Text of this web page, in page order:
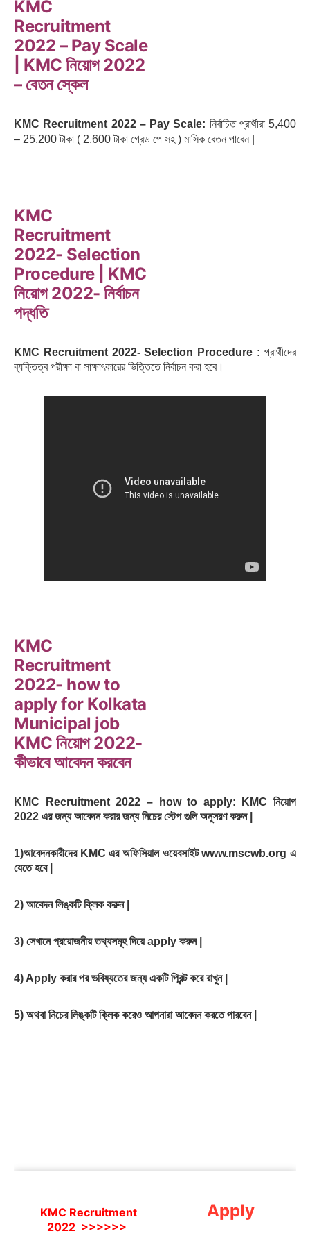
KMC
Recruitment
2022 – Pay Scale
| KMC নিয়োগ 2022
– বেতন স্কেল
KMC Recruitment 2022 – Pay Scale: নির্বাচিত প্রার্থীরা 5,400
– 25,200 টাকা ( 2,600 টাকা গ্রেড পে সহ ) মাসিক বেতন পাবেন |
KMC
Recruitment
2022- Selection
Procedure | KMC
নিয়োগ 2022- নির্বাচন
পদ্ধতি
KMC Recruitment 2022- Selection Procedure : প্রার্থীদের
ব্যক্তিত্ব পরীক্ষা বা সাক্ষাৎকারের ভিত্তিতে নির্বাচন করা হবে।
KMC
Recruitment
2022- how to
apply for Kolkata
Municipal job
KMC নিয়োগ 2022-
কীভাবে আবেদন করবেন
KMC Recruitment 2022 – how to apply: KMC নিয়োগ
2022 এর জন্য আবেদন করার জন্য নিচের স্টেপ গুলি অনুসরণ করুন |
1)আবেদনকারীদের KMC এর অফিসিয়াল ওয়েবসাইট www.mscwb.org এ
যেতে হবে |
2) আবেদন লিঙ্কটি ক্লিক করুন |
3) সেখানে প্রয়োজনীয় তথ্যসমূহ দিয়ে apply করুন |
4) Apply করার পর ভবিষ্যতের জন্য একটি প্রিন্ট করে রাখুন |
5) অথবা নিচের লিঙ্কটি ক্লিক করেও আপনারা আবেদন করতে পারবেন |
KMC Recruitment
2022 >>>>>>
Apply